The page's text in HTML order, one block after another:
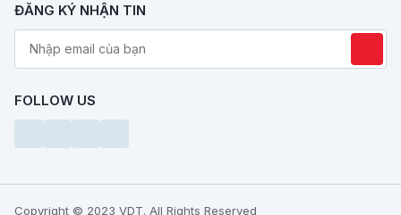
ĐĂNG KÝ NHẬN TIN
FOLLOW US
Copyright © 2023 VDT. All Rights Reserved